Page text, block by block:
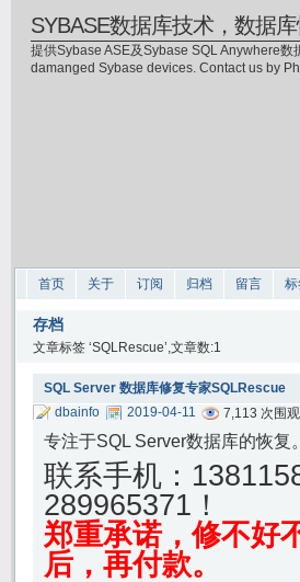
SYBASE数据库技术，数据
提供Sybase ASE及Sybase SQL Anywhere
damanged Sybase devices. Contact us by
首页 关于 订阅 归档 留言
存档
文章标签 ‘SQLRescue’,文章数:1
SQL Server 数据库修复专家SQLRescue
dbainfo
2019-04-11 7,113 次围观
专注于SQL Server数据库的恢
联系手机：
289965371！
郑重承诺，修不好
后，再付款。